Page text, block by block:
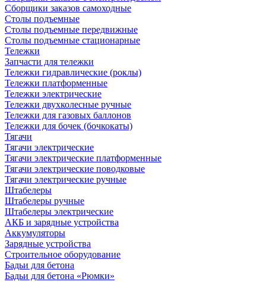
Сборщики заказов самоходные
Столы подъемные
Столы подъемные передвижные
Столы подъемные стационарные
Тележки
Запчасти для тележки
Тележки гидравлические (роклы)
Тележки платформенные
Тележки электрические
Тележки двухколесные ручные
Тележки для газовых баллонов
Тележки для бочек (бочкокаты)
Тягачи
Тягачи электрические
Тягачи электрические платформенные
Тягачи электрические поводковые
Тягачи электрические ручные
Штабелеры
Штабелеры ручные
Штабелеры электрические
АКБ и зарядные устройства
Аккумуляторы
Зарядные устройства
Строительное оборудование
Бадьи для бетона
Бадьи для бетона «Рюмки»